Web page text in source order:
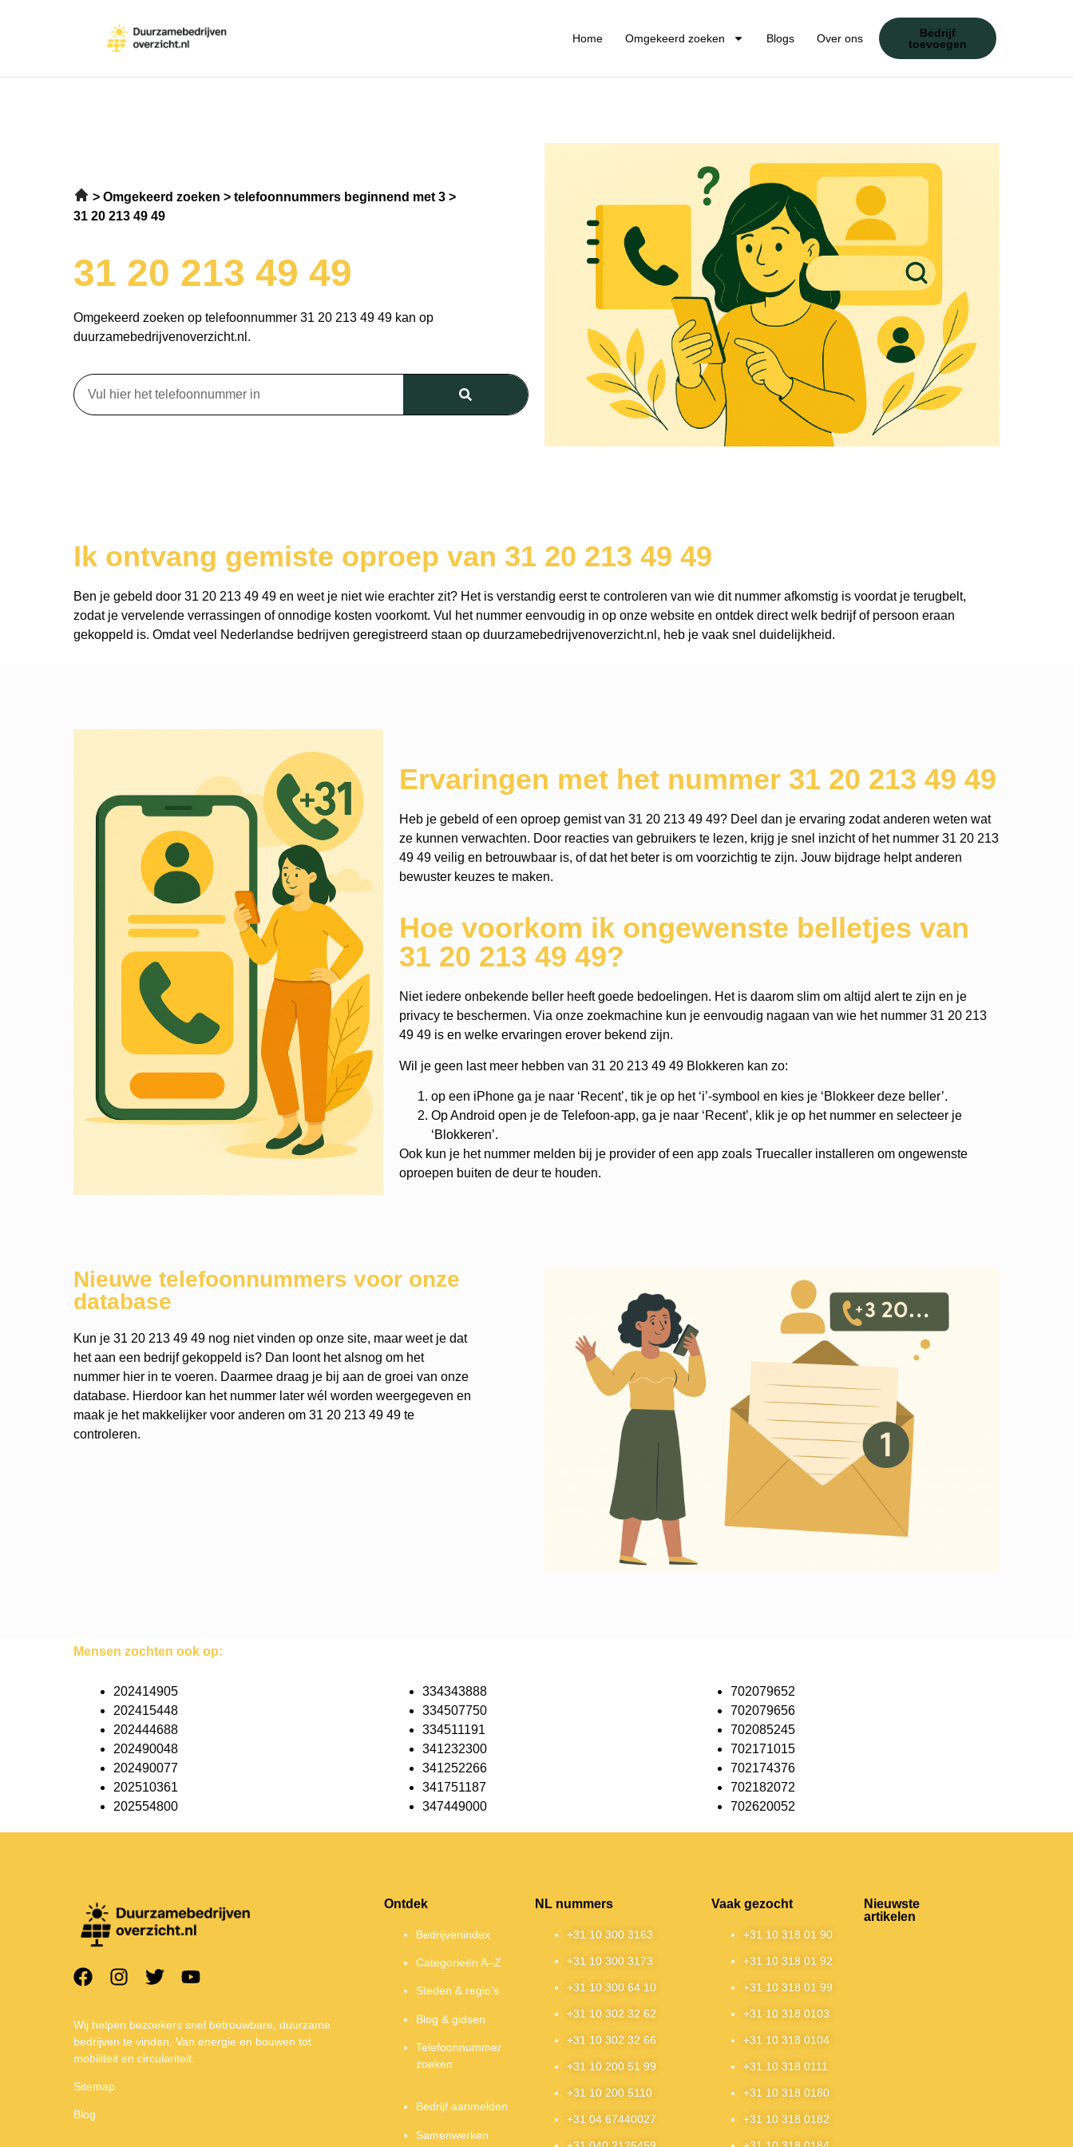
Home Omgekeerd zoeken Blogs Over ons
Bedrijf
toevoegen
Omgekeerd zoeken
telefoonnummers beginnend met 3
31 20 213 49 49
31 20 213 49 49
Omgekeerd zoeken op telefoonnummer 31 20 213 49 49 kan op
duurzamebedrijvenoverzicht.nl.
Ik ontvang gemiste oproep van 31 20 213 49 49
Ben je gebeld door 31 20 213 49 49 en weet je niet wie erachter zit? Het is verstandig eerst te controleren van wie dit nummer afkomstig is voordat je terugbelt,
zodat je vervelende verrassingen of onnodige kosten voorkomt. Vul het nummer eenvoudig in op onze website en ontdek direct welk bedrijf of persoon eraan
gekoppeld is. Omdat veel Nederlandse bedrijven geregistreerd staan op duurzamebedrijvenoverzicht.nl, heb je vaak snel duidelijkheid.
Ervaringen met het nummer 31 20 213 49 49
Heb je gebeld of een oproep gemist van 31 20 213 49 49? Deel dan je ervaring zodat anderen weten wat
ze kunnen verwachten. Door reacties van gebruikers te lezen, krijg je snel inzicht of het nummer 31 20 213
49 49 veilig en betrouwbaar is, of dat het beter is om voorzichtig te zijn. Jouw bijdrage helpt anderen
bewuster keuzes te maken.
Hoe voorkom ik ongewenste belletjes van
31 20 213 49 49?
Niet iedere onbekende beller heeft goede bedoelingen. Het is daarom slim om altijd alert te zijn en je
privacy te beschermen. Via onze zoekmachine kun je eenvoudig nagaan van wie het nummer 31 20 213
49 49 is en welke ervaringen erover bekend zijn.
Wil je geen last meer hebben van 31 20 213 49 49 Blokkeren kan zo:
op een iPhone ga je naar ‘Recent’, tik je op het ‘i’-symbool en kies je ‘Blokkeer deze beller’.
Op Android open je de Telefoon-app, ga je naar ‘Recent’, klik je op het nummer en selecteer je
‘Blokkeren’.
Ook kun je het nummer melden bij je provider of een app zoals Truecaller installeren om ongewenste
oproepen buiten de deur te houden.
Nieuwe telefoonnummers voor onze
database
Kun je 31 20 213 49 49 nog niet vinden op onze site, maar weet je dat
het aan een bedrijf gekoppeld is? Dan loont het alsnog om het
nummer hier in te voeren. Daarmee draag je bij aan de groei van onze
database. Hierdoor kan het nummer later wél worden weergegeven en
maak je het makkelijker voor anderen om 31 20 213 49 49 te
controleren.
Mensen zochten ook op:
202414905
202415448
202444688
202490048
202490077
202510361
202554800
334343888
334507750
334511191
341232300
341252266
341751187
347449000
702079652
702079656
702085245
702171015
702174376
702182072
702620052
Wij helpen bezoekers snel betrouwbare, duurzame
bedrijven te vinden. Van energie en bouwen tot
mobiliteit en circulariteit.
Sitemap
Blog
Ontdek
Bedrijvenindex
Categorieën A–Z
Steden & regio’s
Blog & gidsen
Telefoonnummer
zoeken
Bedrijf aanmelden
Samenwerken
NL nummers
+31 10 300 3163
+31 10 300 3173
+31 10 300 64 10
+31 10 302 32 62
+31 10 302 32 66
+31 10 200 51 99
+31 10 200 5110
+31 04 67440027
Vaak gezocht
+31 10 318 01 90
+31 10 318 01 92
+31 10 318 01 99
+31 10 318 0103
+31 10 318 0104
+31 10 318 0111
+31 10 318 0180
+31 10 318 0182
Nieuwste
artikelen